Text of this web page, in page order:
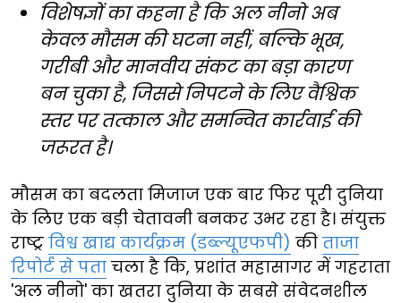
विशेषज्ञों का कहना है कि अल नीनो अब
केवल मौसम की घटना नहीं, बल्कि भूख,
गरीबी और मानवीय संकट का बड़ा कारण
बन चुका है, जिससे निपटने के लिए वैश्विक
स्तर पर तत्काल और समन्वित कार्रवाई की
जरूरत है।
मौसम का बदलता मिजाज एक बार फिर पूरी दुनिया
के लिए एक बड़ी चेतावनी बनकर उभर रहा है। संयुक्त
राष्ट्र विश्व खाद्य कार्यक्रम (डब्ल्यूएफपी) की ताजा
रिपोर्ट से पता चला है कि, प्रशांत महासागर में गहराता
'अल नीनो' का खतरा दुनिया के सबसे संवेदनशील